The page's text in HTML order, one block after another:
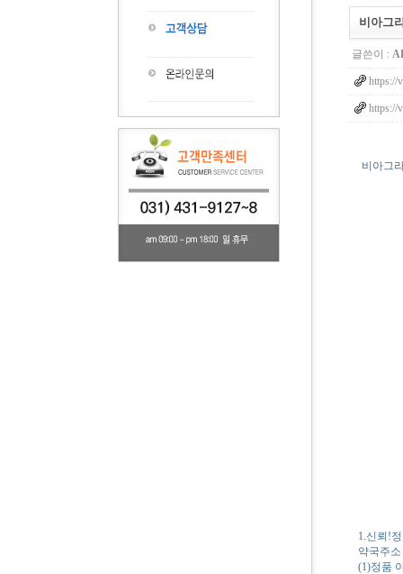
비아그
글쓴이 :
https://
https://
비아그
1.신뢰!
약국주
(1)정품